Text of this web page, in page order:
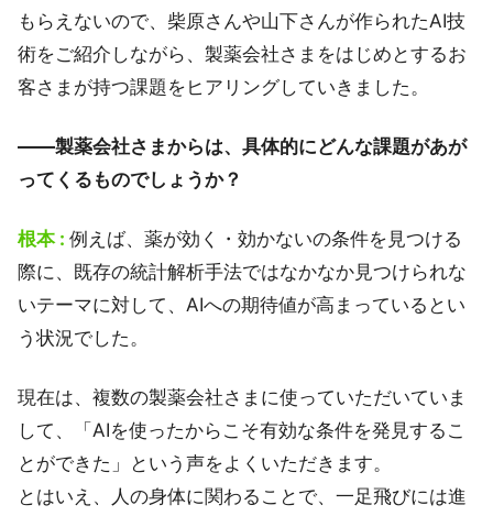
もらえないので、柴原さんや山下さんが作られたAI技
術をご紹介しながら、製薬会社さまをはじめとするお
客さまが持つ課題をヒアリングしていきました。
――製薬会社さまからは、具体的にどんな課題があが
ってくるものでしょうか？
根本 : 例えば、薬が効く・効かないの条件を見つける
際に、既存の統計解析手法ではなかなか見つけられな
いテーマに対して、AIへの期待値が高まっているとい
う状況でした。
現在は、複数の製薬会社さまに使っていただいていま
して、「AIを使ったからこそ有効な条件を発見するこ
とができた」という声をよくいただきます。
とはいえ、人の身体に関わることで、一足飛びには進